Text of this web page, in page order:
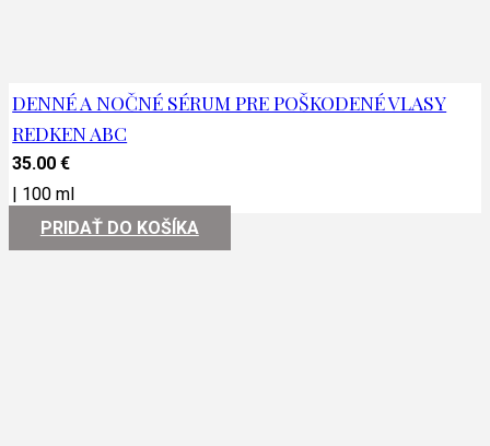
DENNÉ A NOČNÉ SÉRUM PRE POŠKODENÉ VLASY
REDKEN ABC
35.00€
| 100 ml
PRIDAŤ DO KOŠÍKA